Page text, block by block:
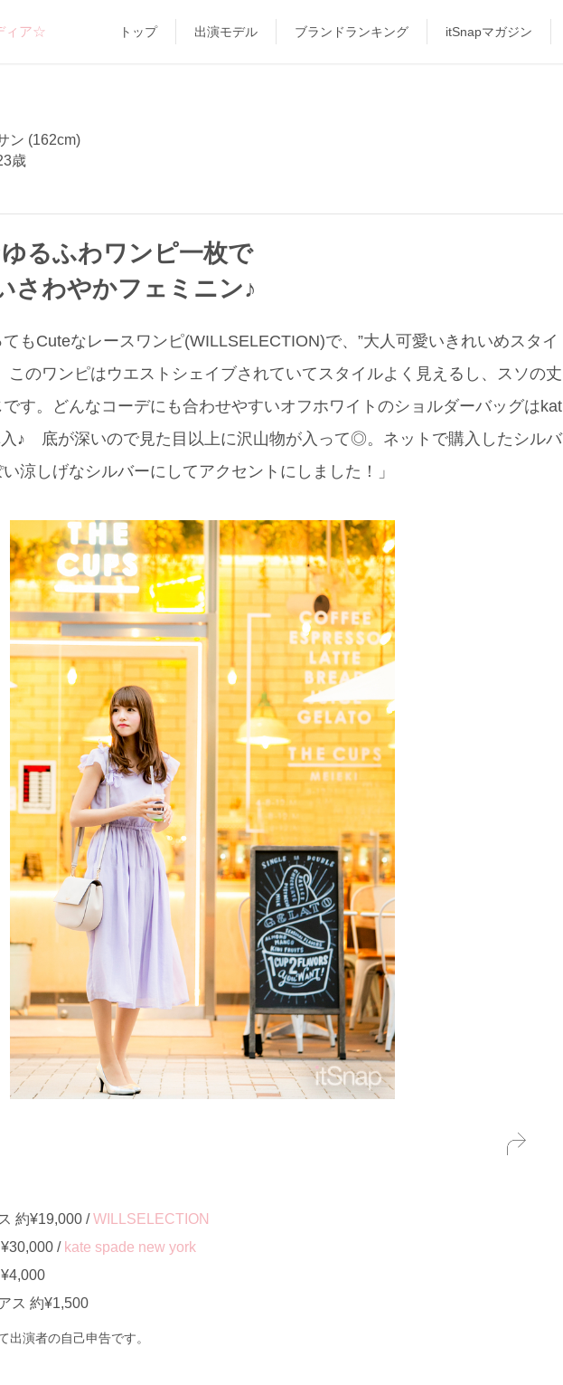
ィア☆ トップ 出演モデル ブランドランキング itSnapマガジン
ン (162cm)
歳
るふわワンピ一枚で
さわやかフェミニン♪
もCuteなレースワンピ(WILLSELECTION)で、”大人可愛いきれいめスタイ
のワンピはウエストシェイブされていてスタイルよく見えるし、スソの丈
す。どんなコーデにも合わせやすいオフホワイトのショルダーバッグはkat
♪ 底が深いので見た目以上に沢山物が入って◎。ネットで購入したシルバ
涼しげなシルバーにしてアクセントにしました！」
約¥19,000 /WILLSELECTION
/ kate spade new york
ス 約¥1,500
演者の自己申告です。